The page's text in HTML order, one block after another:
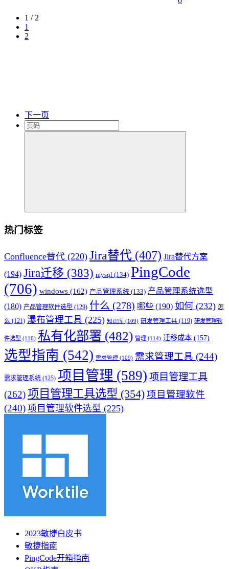
1 / 2
1
2
下一页
热门标签
Confluence替代 (220) Jira替代 (407) Jira替代方案
(194) Jira迁移 (383) mysql (134) PingCode
(706) windows (162) 产品管理系统 (133) 产品管理系统选型
(180) 产品管理软件选型 (129) 什么 (278) 哪些 (190) 如何 (232) 怎
么 (121) 瀑布管理工具 (225) 知识库 (109) 研发管理工具 (119) 研发管理软
件选型 (116) 私有化部署 (482) 管理 (114) 迁移成本 (157)
选型指南 (542) 需求管理 (109) 需求管理工具 (244)
需求管理系统 (125) 项目管理 (589) 项目管理工具
(262)项目管理工具选型 (354) 项目管理软件
(240) 项目管理软件选型 (225)
2023敏捷白皮书
敏捷指南
PingCode开箱指南